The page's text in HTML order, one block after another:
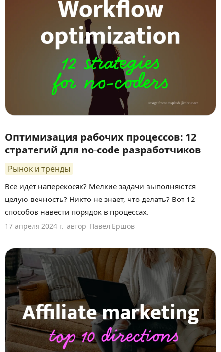
Оптимизация рабочих процессов: 12
стратегий для no-code разработчиков
Рынок и тренды
Всё идёт наперекосяк? Мелкие задачи выполняются
целую вечность? Никто не знает, что делать? Вот 12
способов навести порядок в процессах.
17 апреля 2024 г. автор Павел Ершов